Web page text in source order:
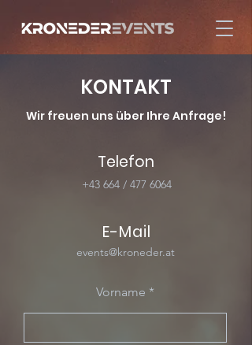
KONTAKT
Wir freuen uns über Ihre Anfrage!
Telefon
+43 664 / 477 6064
E-Mail
events@kroneder.at
Vorname